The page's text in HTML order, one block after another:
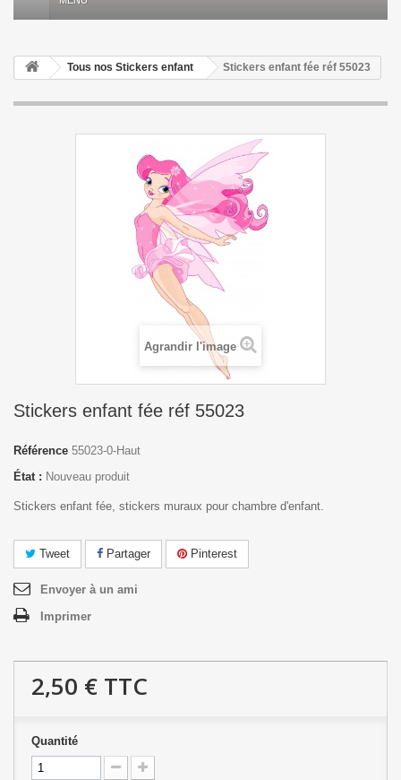
Tous nos Stickers enfant Stickers enfant fée réf 55023
Agrandir l'image
Stickers enfant fée réf 55023
Référence 55023-0-Haut
État : Nouveau produit
Stickers enfant fée, stickers muraux pour chambre d'enfant.
Tweet Partager Pinterest
Envoyer à un ami
Imprimer
2,50 € TTC
Quantité